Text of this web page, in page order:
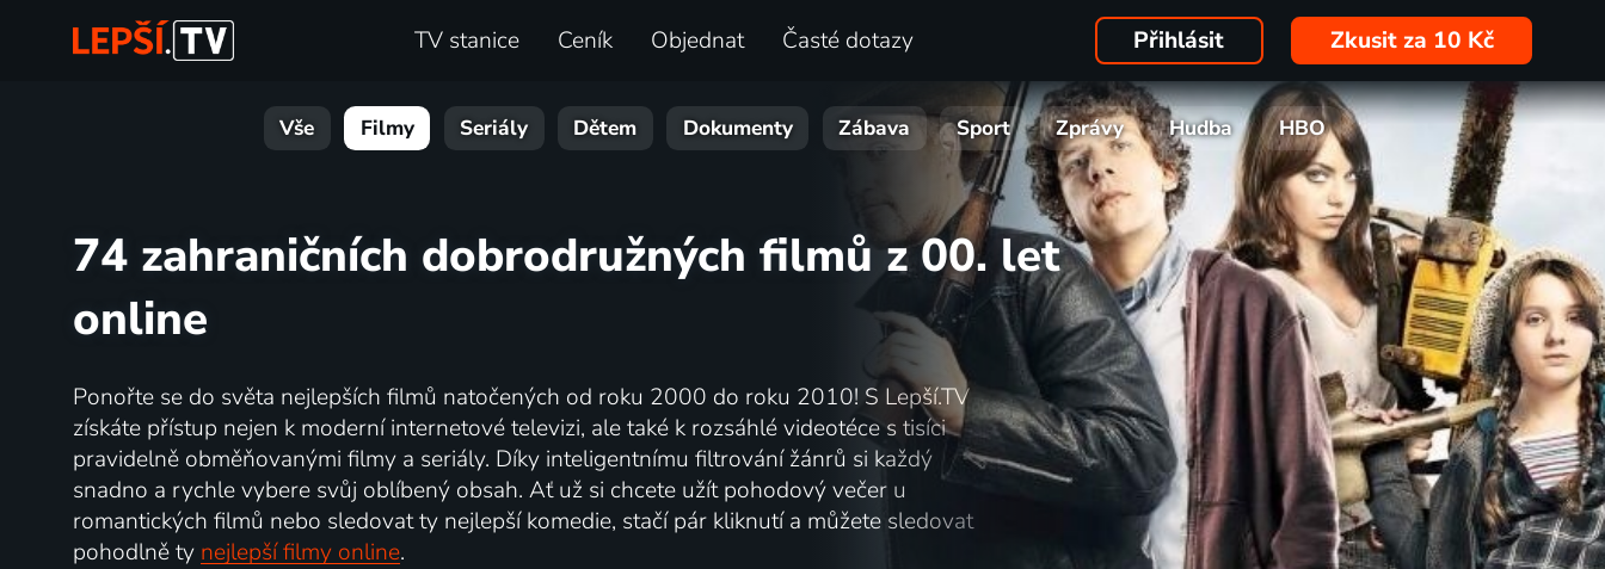
TV stanice Ceník Objednat Časté dotazy Přihlásit Zkusit za 10 Kč
Vše Filmy Seriály Dětem Dokumenty Zábava Sport Zprávy Hudba HBO
74 zahraničních dobrodružných filmů z 00. let
online
Ponořte se do světa nejlepších filmů natočených od roku 2000 do roku 2010! S Lepší.TV
získáte přístup nejen k moderní internetové televizi, ale také k rozsáhlé videotéce s tisíci
pravidelně obměňovanými filmy a seriály. Díky inteligentnímu filtrování žánrů si každý
snadno a rychle vybere svůj oblíbený obsah. Ať už si chcete užít pohodový večer u
romantických filmů nebo sledovat ty nejlepší komedie, stačí pár kliknutí a můžete sledovat
pohodlně ty nejlepší filmy online.